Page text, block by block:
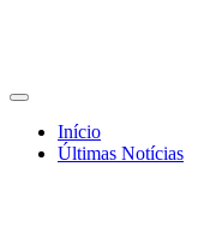
Início
Últimas Notícias